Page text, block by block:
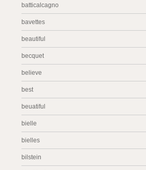
batticalcagno
bavettes
beautiful
becquet
believe
best
beuatiful
bielle
bielles
bilstein